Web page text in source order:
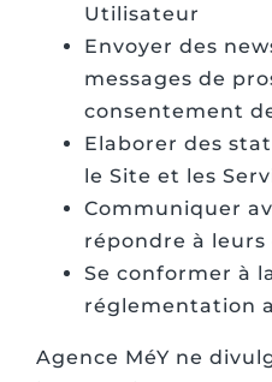
Utilisateur
Envoyer des
messages de
consentement
Elaborer des
le Site et les
Communiquer
répondre à leurs
Se conformer à
réglementation
Agence MéY ne